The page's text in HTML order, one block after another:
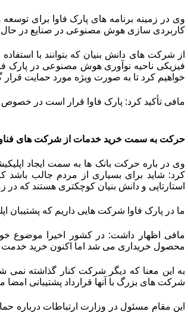
وی در زمینه برنامه های پارک فاوا برای
کاربردی سازی هوش مصنوعی در صنایع در حال
از شرکت های دانش بنیان که بتوانند با
فیزیکی ناحیه نوآوری هوش مصنوعی در پارک
خواهیم کرد تا به صورت ویژه مورد حمایت قرار
مافی تأکید کرد: پارک فاوا قرار است در
حرکت به سمت خرید خدمات از شرکت های فناور/ کاهش ۳۰ درصدی هزینه ها با
وی در باره حرکت بانک ها به سمت ایجاد
کرد: شاید برای بسیاری از مردم جالب
استارتاپی و دانش بنیان کوچکتری هستند که در
ما در پارک فاوا شرکت هایی داریم که پشتیبان
مافی اظهار داشت: در کشور اخیرا موضوع
محصول خریداری می شد اما اکنون خرید خدمت
به این معنا که دیگر شرکت کنار گذاشته
شرکت های بزرگ با آنها قرارداد پشتیبانی امضا
این مقام مسئول در وزارت ارتباطات درباره